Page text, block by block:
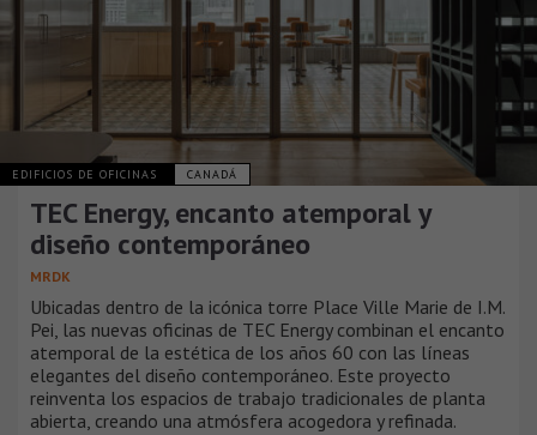
EDIFICIOS DE OFICINAS CANADÁ
TEC Energy, encanto atemporal y
diseño contemporáneo
MRDK
Ubicadas dentro de la icónica torre Place Ville Marie de I.M.
Pei, las nuevas oficinas de TEC Energy combinan el encanto
atemporal de la estética de los años 60 con las líneas
elegantes del diseño contemporáneo. Este proyecto
reinventa los espacios de trabajo tradicionales de planta
abierta, creando una atmósfera acogedora y refinada.